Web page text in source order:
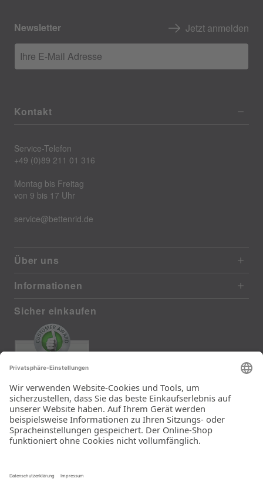
Newsletter Jetzt anmelden
Ihre E-Mail Adresse
Kontakt
Service-Telefon
+49 (0)89 211 01 316
Montag bis Freitag
von 9 bis 17 Uhr
service@bettenrid.de
Über uns
Informationen
Sicher einkaufen
385 reviews from real customers
(last 12 months)
Total: 11283
Die Auswahl und die
Einfachheit der
Bestellung.